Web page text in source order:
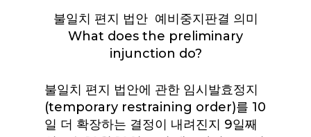
불일치 편지 법안 예비중지판결 의미
What does the preliminary
injunction do?
불일치 편지 법안에 관한 임시발효정지
(temporary restraining order)를 10
일 더 확장하는 결정이 내려진지 9일째